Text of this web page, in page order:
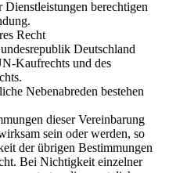
berechtigen
Recht
Deutschland
Kaufrechts und des
Nebenabreden bestehen
dieser Vereinbarung
sein oder werden, so
der übrigen Bestimmungen
Bei Nichtigkeit einzelner